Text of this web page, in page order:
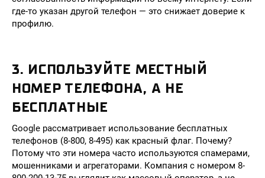
где-то указан другой телефон — это снижает доверие к
профилю.
3. ИСПОЛЬЗУЙТЕ МЕСТНЫЙ
НОМЕР ТЕЛЕФОНА, А НЕ
БЕСПЛАТНЫЕ
Google рассматривает использование бесплатных
телефонов (8-800, 8-495) как красный флаг. Почему?
Потому что эти номера часто используются спамерами,
мошенниками и агрегаторами. Компания с номером 8-